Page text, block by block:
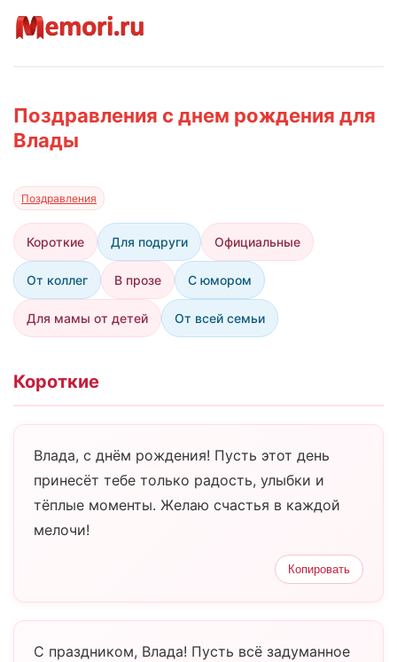
Поздравления с днем рождения для
Влады
Поздравления
Короткие Для подруги Официальные
От коллег В прозе С юмором
Для мамы от детей От всей семьи
Короткие
Влада, с днём рождения! Пусть этот день
принесёт тебе только радость, улыбки и
тёплые моменты. Желаю счастья в каждой
мелочи!
Копировать
С праздником, Влада! Пусть всё задуманное